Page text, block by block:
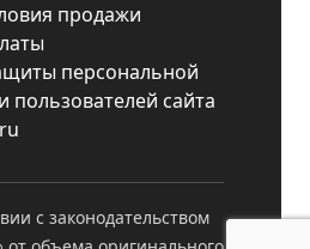
продажи
персональной
сайта
с законодательством